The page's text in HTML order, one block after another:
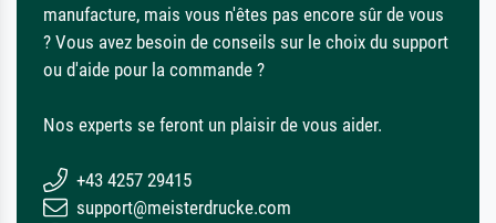
manufacture, mais vous n'êtes pas encore sûr de vous
? Vous avez besoin de conseils sur le choix du support
ou d'aide pour la commande ?
Nos experts se feront un plaisir de vous aider.
+43 4257 29415
support@meisterdrucke.com